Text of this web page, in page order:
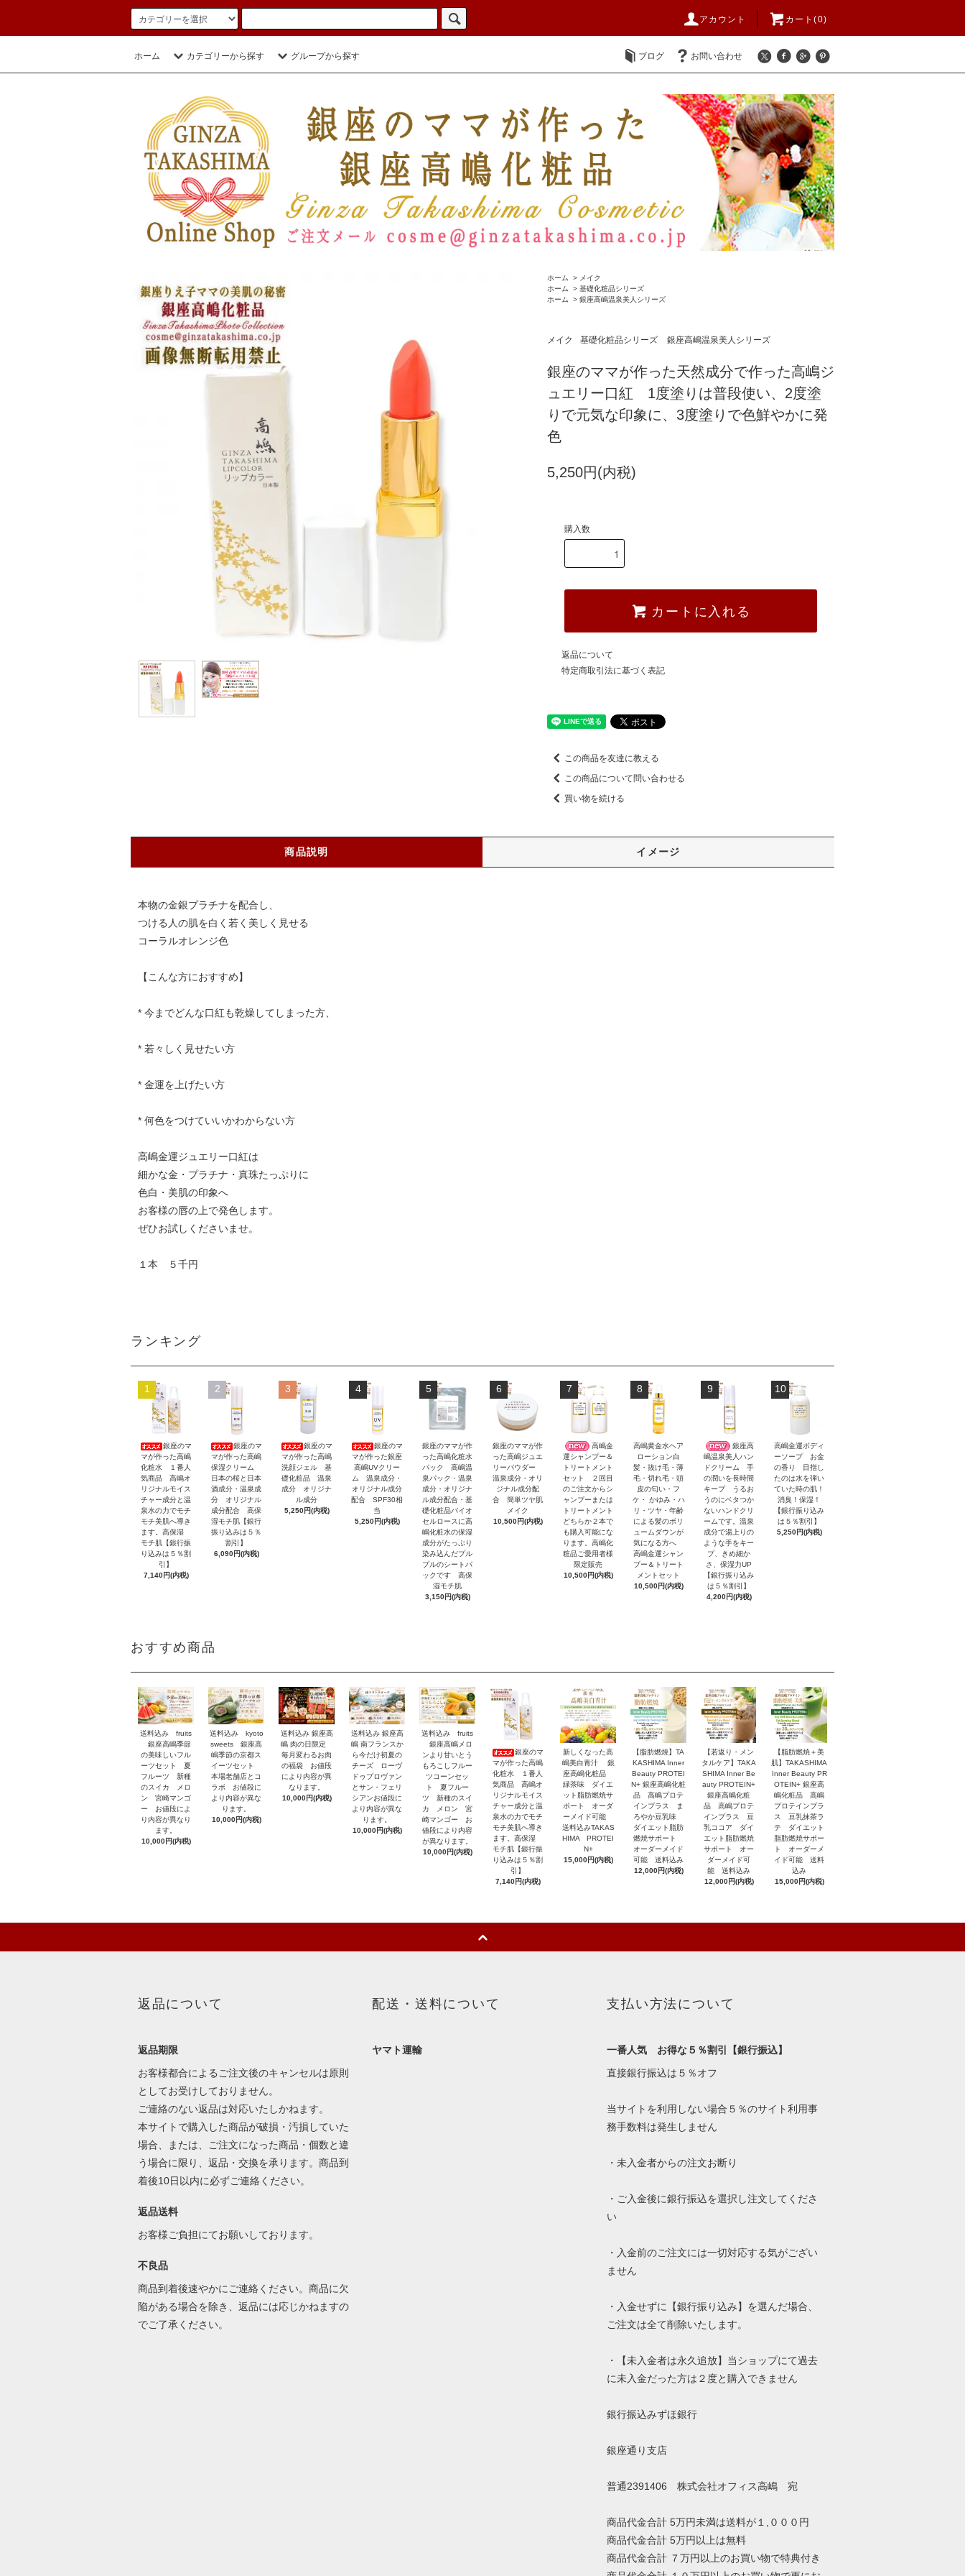
アカウント カート(0)
ホーム カテゴリーから探す グループから探す ブログ お問い合わせ
ホーム > メイク
ホーム
> 基礎化粧品シリーズ
ホーム
> 銀座高嶋温泉美人シリーズ
メイク 基礎化粧品シリーズ 銀座高嶋温泉美人シリーズ
銀座のママが作った天然成分で作った高嶋ジ
ュエリー口紅 1度塗りは普段使い、2度塗
りで元気な印象に、3度塗りで色鮮やかに発
色
5,250円(内税)
購入数
カートに入れる
返品について
特定商取引法に基づく表記
この商品を友達に教える
この商品について問い合わせる
買い物を続ける
商品説明 イメージ
本物の金銀プラチナを配合し、
つける人の肌を白く若く美しく見せる
コーラルオレンジ色
【こんな方におすすめ】
* 今までどんな口紅も乾燥してしまった方、
* 若々しく見せたい方
* 金運を上げたい方
* 何色をつけていいかわからない方
高嶋金運ジュエリー口紅は
細かな金・プラチナ・真珠たっぷりに
色白・美肌の印象へ
お客様の唇の上で発色します。
ぜひお試しくださいませ。
１本 ５千円
ランキング
1
銀座のマ
マが作った高嶋
化粧水 １番人
気商品 高嶋オ
リジナルモイス
チャー成分と温
泉水の力でモチ
モチ美肌へ導き
ます。高保湿
モチ肌【銀行振
り込みは５％割
引】
7,140円(内税)
2
銀座のマ
マが作った高嶋
保湿クリーム
日本の桜と日本
酒成分・温泉成
分 オリジナル
成分配合 高保
湿モチ肌【銀行
振り込みは５％
割引】
6,090円(内税)
3
銀座のマ
マが作った高嶋
洗顔ジェル 基
礎化粧品 温泉
成分 オリジナ
ル成分
5,250円(内税)
4
銀座のマ
マが作った銀座
高嶋UVクリー
ム 温泉成分・
オリジナル成分
配合 SPF30相
当
5,250円(内税)
5
銀座のママが作
った高嶋化粧水
パック 高嶋温
泉パック・温泉
成分・オリジナ
ル成分配合・基
礎化粧品バイオ
セルロースに高
嶋化粧水の保湿
成分がたっぷり
染み込んだプル
プルのシートパ
ックです 高保
湿モチ肌
3,150円(内税)
6
銀座のママが作
った高嶋ジュエ
リーパウダー
温泉成分・オリ
ジナル成分配
合 簡単ツヤ肌
メイク
10,500円(内税)
7
高嶋金
運シャンプー＆
トリートメント
セット ２回目
のご注文からシ
ャンプーまたは
トリートメント
どちらか２本で
も購入可能にな
ります。高嶋化
粧品ご愛用者様
限定販売
10,500円(内税)
8
高嶋黄金水ヘア
ローション白
髪・抜け毛・薄
毛・切れ毛・頭
皮の匂い・フ
ケ・ かゆみ・ハ
リ・ツヤ・年齢
による髪のボリ
ュームダウンが
気になる方へ
高嶋金運シャン
プー＆トリート
メントセット
10,500円(内税)
9
銀座高
嶋温泉美人ハン
ドクリーム 手
の潤いを長時間
キープ うるお
うのにベタつか
ないハンドクリ
ームです。温泉
成分で湯上りの
ような手をキー
プ、きめ細か
さ、保湿力UP
【銀行振り込み
は５％割引】
4,200円(内税)
10
高嶋金運ボディ
ーソープ お金
の香り 目指し
たのは水を弾い
ていた時の肌！
消臭！保湿！
【銀行振り込み
は５％割引】
5,250円(内税)
おすすめ商品
送料込み fruits
銀座高嶋季節
の美味しいフル
ーツセット 夏
フルーツ 新種
のスイカ メロ
ン 宮崎マンゴ
ー お値段によ
り内容が異なり
ます。
10,000円(内税)
送料込み kyoto
sweets 銀座高
嶋季節の京都ス
イーツセット
本場老舗店とコ
ラボ お値段に
より内容が異な
ります。
10,000円(内税)
送料込み 銀座高
嶋 肉の日限定
毎月変わるお肉
の福袋 お値段
により内容が異
なります。
10,000円(内税)
送料込み 銀座高
嶋 南フランスか
ら今だけ初夏の
チーズ ローヴ
ドゥプロヴァン
とサン・フェリ
シアンお値段に
より内容が異な
ります。
10,000円(内税)
送料込み fruits
銀座高嶋メロ
ンより甘いとう
もろこしフルー
ツコーンセッ
ト 夏フルー
ツ 新種のスイ
カ メロン 宮
崎マンゴー お
値段により内容
が異なります。
10,000円(内税)
銀座のマ
マが作った高嶋
化粧水 １番人
気商品 高嶋オ
リジナルモイス
チャー成分と温
泉水の力でモチ
モチ美肌へ導き
ます。高保湿
モチ肌【銀行振
り込みは５％割
引】
7,140円(内税)
新しくなった高
嶋美白青汁 銀
座高嶋化粧品
緑茶味 ダイエ
ット脂肪燃焼サ
ポート オーダ
ーメイド可能
送料込みTAKAS
HIMA PROTEI
N+
15,000円(内税)
【脂肪燃焼】TA
KASHIMA Inner
Beauty PROTEI
N+ 銀座高嶋化粧
品 高嶋プロテ
インプラス ま
ろやか豆乳味
ダイエット脂肪
燃焼サポート
オーダーメイド
可能 送料込み
12,000円(内税)
【若返り・メン
タルケア】TAKA
SHIMA Inner Be
auty PROTEIN+
銀座高嶋化粧
品 高嶋プロテ
インプラス 豆
乳ココア ダイ
エット脂肪燃焼
サポート オー
ダーメイド可
能 送料込み
12,000円(内税)
【脂肪燃焼＋美
肌】TAKASHIMA
Inner Beauty PR
OTEIN+ 銀座高
嶋化粧品 高嶋
プロテインプラ
ス 豆乳抹茶ラ
テ ダイエット
脂肪燃焼サポー
ト オーダーメ
イド可能 送料
込み
15,000円(内税)
返品について
返品期限
お客様都合によるご注文後のキャンセルは原則
としてお受けしておりません。
ご連絡のない返品は対応いたしかねます。
本サイトで購入した商品が破損・汚損していた
場合、または、ご注文になった商品・個数と違
う場合に限り、返品・交換を承ります。商品到
着後10日以内に必ずご連絡ください。
返品送料
お客様ご負担にてお願いしております。
不良品
商品到着後速やかにご連絡ください。商品に欠
陥がある場合を除き、返品には応じかねますの
でご了承ください。
配送・送料について
ヤマト運輸
支払い方法について
一番人気 お得な５％割引【銀行振込】
直接銀行振込は５％オフ
当サイトを利用しない場合５％のサイト利用事
務手数料は発生しません
・未入金者からの注文お断り
・ご入金後に銀行振込を選択し注文してくださ
い
・入金前のご注文には一切対応する気がござい
ません
・入金せずに【銀行振り込み】を選んだ場合、
ご注文は全て削除いたします。
・【未入金者は永久追放】当ショップにて過去
に未入金だった方は２度と購入できません
銀行振込みずほ銀行
銀座通り支店
普通2391406 株式会社オフィス高嶋 宛
商品代金合計 5万円未満は送料が１,０００円
商品代金合計 5万円以上は無料
商品代金合計 ７万円以上のお買い物で特典付き